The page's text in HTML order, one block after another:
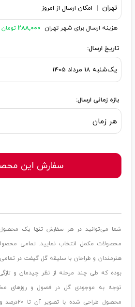
تهران امکان ارسال از امروز
هزینه ارسال برای شهر تهران 288,000 تومان
تاریخ ارسال:
بازه زمانی ارسال:
هر زمان
سفارش این
شما می‌توانید در هر سفارش تنها یک
محصولات مکمل انتخاب نمایید. تمامی
هنرمندان و طراحان با سلیقه گل گیفت در
بوده که طی چند مرحله از نظر چیدمان و
توجه به موجودی گل در فصول و روزهای
محصول